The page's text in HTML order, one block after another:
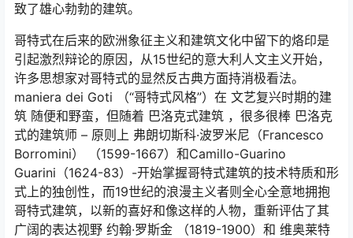
致了雄心勃勃的建筑。
哥特式在后来的欧洲象征主义和建筑文化中留下的烙印是
引起激烈辩论的原因，从15世纪的意大利人文主义开始，
许多思想家对哥特式的显然反古典方面持消极看法。
maniera dei Goti
（“哥特式风格”）在 文艺复兴时期的建
筑 随便和野蛮，但随着 巴洛克式建筑 ，很多很棒 巴洛克
式的建筑师 – 原则上 弗朗切斯科·波罗米尼（Francesco
Borromini） （1599-1667）和Camillo-Guarino
Guarini（1624-83）-开始掌握哥特式建筑的技术特质和形
式上的独创性，而19世纪的浪漫主义者则全心全意地拥抱
哥特式建筑，以新的喜好和像这样的人物，重新评估了其
广阔的表达视野 约翰·罗斯金 （1819-1900）和 维奥莱特